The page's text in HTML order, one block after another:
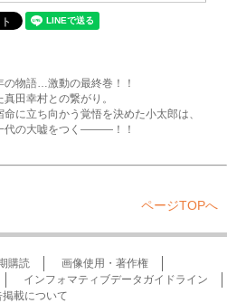
物語…激動の最終巻！！
田幸村との繋がり。
に立ち向かう覚悟を決めた小太郎は、
代の大嘘をつく―――！！
ページTOPへ
購読
画像使用・著作権
インフォマティブデータガイドライン
掲載について